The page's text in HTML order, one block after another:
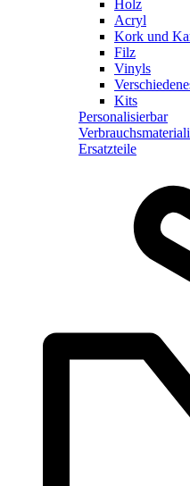
Holz
Acryl
Kork und
Filz
Vinyls
Kits
Personalisierbar
Ersatzteile